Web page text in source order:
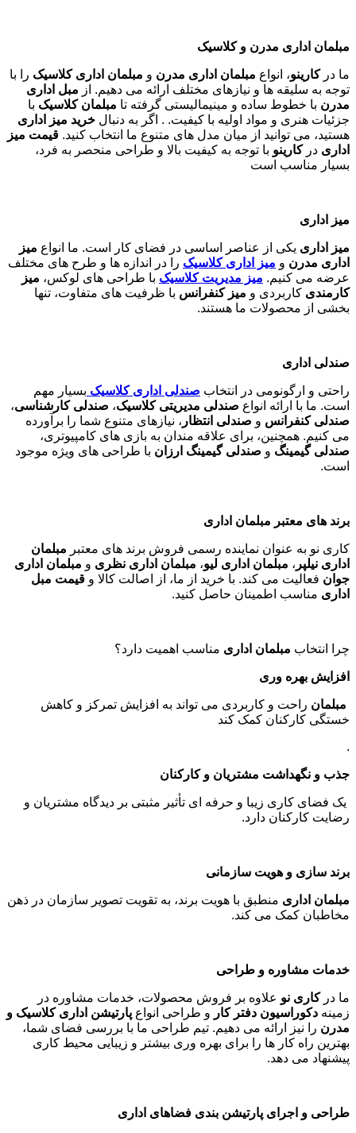
مبلمان اداری مدرن و کلاسیک
ما درکارینو، انواع مبلمان اداری مدرن و مبلمان اداری کلاسیک را با
توجه به سلیقه ها و نیازهای مختلف ارائه می دهیم. از مبل اداری
مدرن با خطوط ساده و مینیمالیستی گرفته تا مبلمان کلاسیک با
جزئیات هنری و مواد اولیه با کیفیت. . اگر به دنبال خرید میز اداری
هستید، می توانید از میان مدل های متنوع ما انتخاب کنید. قیمت میز
اداری درکارینو با توجه به کیفیت بالا و طراحی منحصر به فرد،
بسیار مناسب است
میز اداری
میز اداری یکی از عناصر اساسی در فضای کار است. ما انواع میز
اداری مدرن و میز اداری کلاسیک را در اندازه ها و طرح های مختلف
عرضه می کنیم. میز مدیریت کلاسیک با طراحی های لوکس، میز
کارمندی کاربردی و میز کنفرانس با ظرفیت های متفاوت، تنها
بخشی از محصولات ما هستند.
صندلی اداری
راحتی و ارگونومی در انتخاب صندلی اداری کلاسیک بسیار مهم
است. ما با ارائه انواع صندلی مدیریتی کلاسیک، صندلی کارشناسی،
صندلی کنفرانس و صندلی انتظار ، نیازهای متنوع شما را برآورده
می کنیم. همچنین، برای علاقه مندان به بازی های کامپیوتری،
صندلی گیمینگ و صندلی گیمینگ ارزان با طراحی های ویژه موجود
است.
برند های معتبر مبلمان اداری
کاری نو به عنوان نماینده رسمی فروش برند های معتبر مبلمان
اداری نیلپر ، مبلمان اداری لیو، مبلمان اداری نظری و مبلمان اداری
جوان فعالیت می کند. با خرید از ما، از اصالت کالا و قیمت مبل
اداری مناسب اطمینان حاصل کنید.
چرا انتخاب مبلمان اداری مناسب اهمیت دارد؟
افزایش بهره وری
مبلمان راحت و کاربردی می تواند به افزایش تمرکز و کاهش
خستگی کارکنان کمک کند
.
جذب و نگهداشت مشتریان و کارکنان
یک فضای کاری زیبا و حرفه ای تأثیر مثبتی بر دیدگاه مشتریان و
رضایت کارکنان دارد.
برند سازی و هویت سازمانی
مبلمان اداری منطبق با هویت برند، به تقویت تصویر سازمان در ذهن
مخاطبان کمک می کند.
خدمات مشاوره و طراحی
ما درکاری نو علاوه بر فروش محصولات، خدمات مشاوره در
زمینه دکوراسیون دفتر کار و طراحی انواع پارتیشن اداری کلاسیک و
مدرن را نیز ارائه می دهیم. تیم طراحی ما با بررسی فضای شما،
بهترین راه کار ها را برای بهره وری بیشتر و زیبایی محیط کاری
پیشنهاد می دهد.
طراحی و اجرای پارتیشن بندی فضاهای اداری